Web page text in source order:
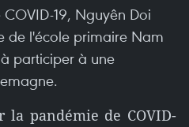
19, Nguyên Doi
de l'école primaire Nam
participer à une
la pandémie de COVID-